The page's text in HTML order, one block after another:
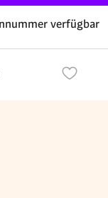
verfügbar